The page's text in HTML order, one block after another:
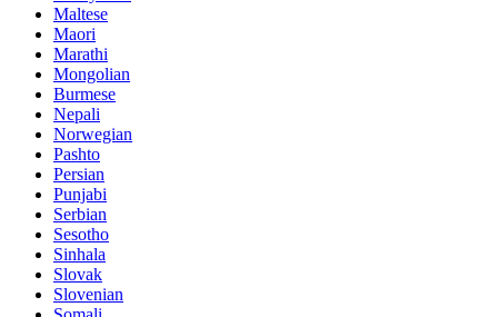
Maltese
Maori
Marathi
Mongolian
Burmese
Nepali
Norwegian
Pashto
Persian
Punjabi
Serbian
Sesotho
Sinhala
Slovak
Slovenian